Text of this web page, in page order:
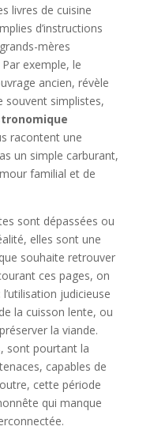
livres de cuisine
d’instructions
mères
exemple, le
ancien, révèle
souvent simplistes,
racontent une
un simple carburant,
familial et de
sont dépassées ou
elles sont une
souhaite retrouver
ces pages, on
judicieuse
la cuisson lente, ou
la viande.
sont pourtant la
capables de
cette période
qui manque